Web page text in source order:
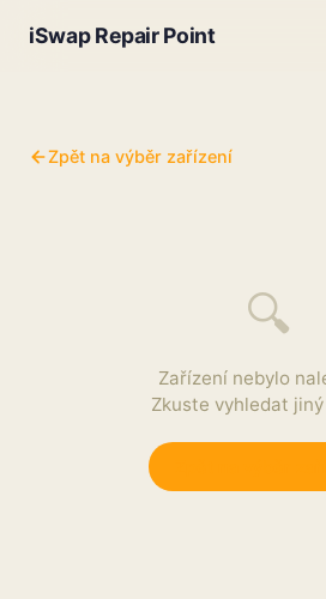
iSwap Repair Point
Zpět na výběr zařízení
🔍
Zařízení nebylo
Zkuste vyhledat